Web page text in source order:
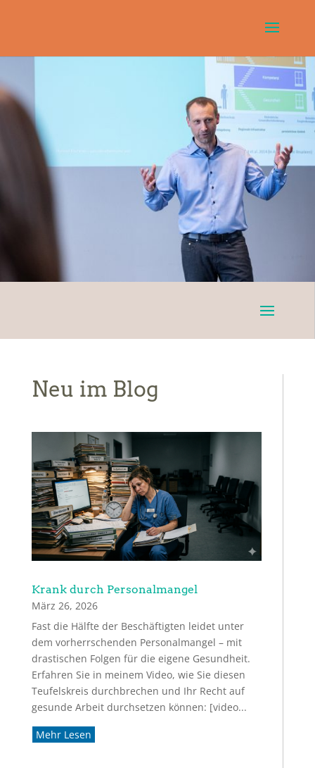
Neu im Blog
Krank durch Personalmangel
März 26, 2026
Fast die Hälfte der Beschäftigten leidet unter
dem vorherrschenden Personalmangel – mit
drastischen Folgen für die eigene Gesundheit.
Erfahren Sie in meinem Video, wie Sie diesen
Teufelskreis durchbrechen und Ihr Recht auf
gesunde Arbeit durchsetzen können: [video...
Mehr Lesen